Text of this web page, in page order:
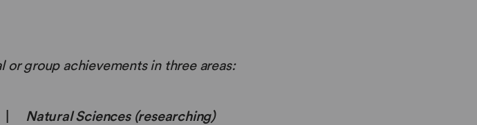
group achievements in three areas:
| Natural Sciences (researching)